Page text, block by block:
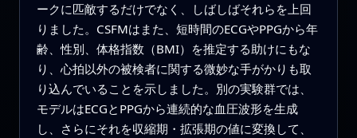
ークに匹敵するだけでなく、しばしばそれらを上回
りました。CSFMはまた、短時間のECGやPPGから年
齢、性別、体格指数（BMI）を推定する助けにもな
り、心拍以外の被検者に関する微妙な手がかりも取
り込んでいることを示しました。別の実験群では、
モデルはECGとPPGから連続的な血圧波形を生成
し、さらにそれを収縮期・拡張期の値に変換して、